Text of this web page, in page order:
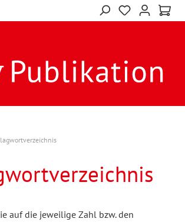
auf die jeweilige Zahl bzw. den